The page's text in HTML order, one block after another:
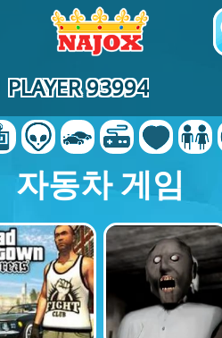
PLAYER 93994
자동차 게임